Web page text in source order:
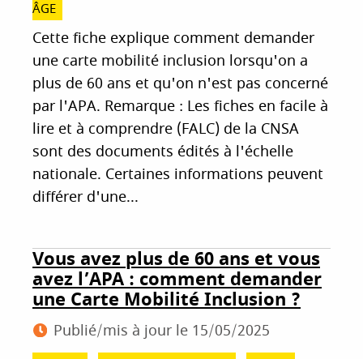
ÂGE
Cette fiche explique comment demander
une carte mobilité inclusion lorsqu'on a
plus de 60 ans et qu'on n'est pas concerné
par l'APA. Remarque : Les fiches en facile à
lire et à comprendre (FALC) de la CNSA
sont des documents édités à l'échelle
nationale. Certaines informations peuvent
différer d'une...
Vous avez plus de 60 ans et vous
avez l’APA : comment demander
une Carte Mobilité Inclusion ?
Publié/mis à jour le 15/05/2025